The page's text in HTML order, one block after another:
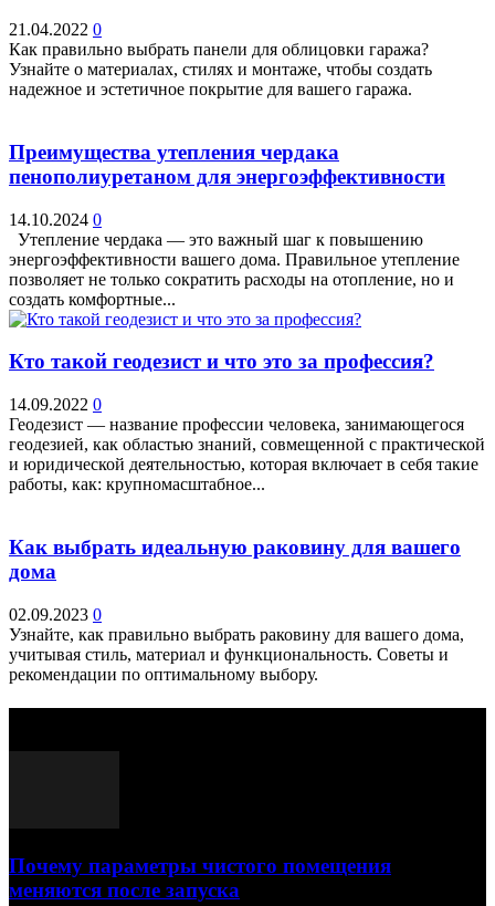
21.04.2022 0
Как правильно выбрать панели для облицовки гаража?
Узнайте о материалах, стилях и монтаже, чтобы создать
надежное и эстетичное покрытие для вашего гаража.
Преимущества утепления чердака
пенополиуретаном для энергоэффективности
14.10.2024 0
Утепление чердака — это важный шаг к повышению
энергоэффективности вашего дома. Правильное утепление
позволяет не только сократить расходы на отопление, но и
создать комфортные...
Кто такой геодезист и что это за профессия?
14.09.2022 0
Геодезист — название профессии человека, занимающегося
геодезией, как областью знаний, совмещенной с практической
и юридической деятельностью, которая включает в себя такие
работы, как: крупномасштабное...
Как выбрать идеальную раковину для вашего
дома
02.09.2023 0
Узнайте, как правильно выбрать раковину для вашего дома,
учитывая стиль, материал и функциональность. Советы и
рекомендации по оптимальному выбору.
Почему параметры чистого помещения
меняются после запуска